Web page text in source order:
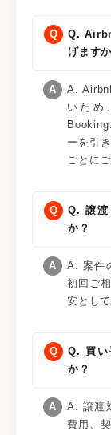
Q.
げます
A.
いため
ーを引
ごとに
Q. 譲渡
か？
A. 案件
初回ご
安とし
Q. 買い
か？
A. 譲渡
費用、